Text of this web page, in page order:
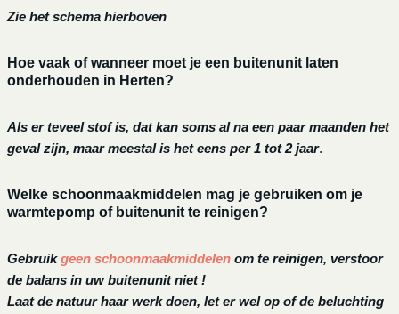
Zie het schema hierboven
Hoe vaak of wanneer moet je een buitenunit laten
onderhouden in Herten?
Als er teveel stof is, dat kan soms al na een paar maanden het
geval zijn, maar meestal is het eens per 1 tot 2 jaar.
Welke schoonmaakmiddelen mag je gebruiken om je
warmtepomp of buitenunit te reinigen?
Gebruikgeen schoonmaakmiddelen om te reinigen, verstoor
de balans in uw buitenunit niet !
Laat de natuur haar werk doen, let er wel op of de beluchting